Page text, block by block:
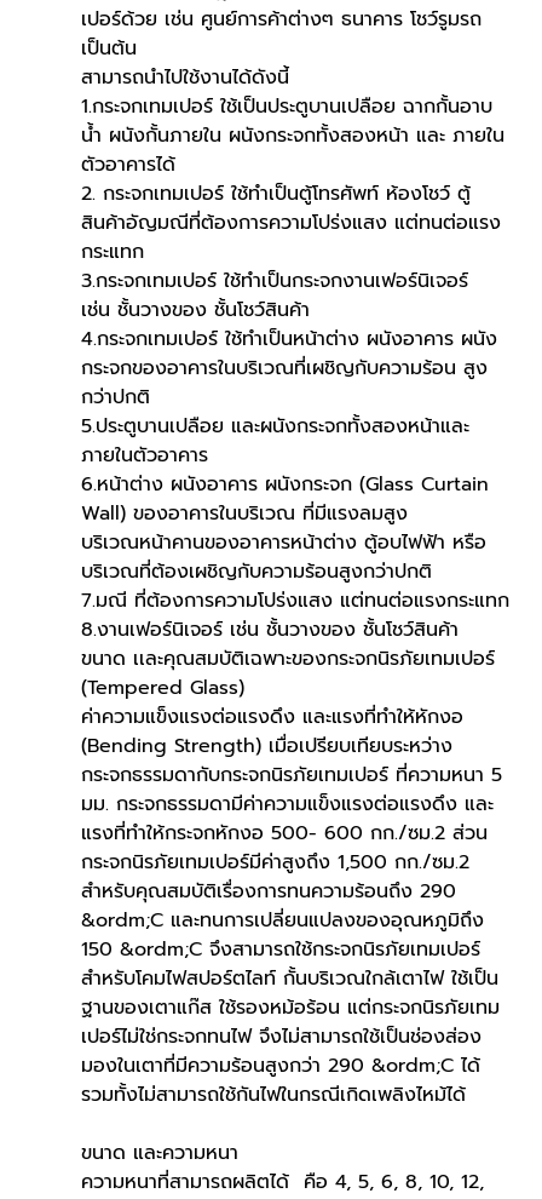
เปอร์ด้วย เช่น ศูนย์การค้าต่างๆ ธนาคาร โชว์รูมรถ
เป็นต้น
สามารถนำไปใช้งานได้ดังนี้
1.กระจกเทมเปอร์ ใช้เป็นประตูบานเปลือย ฉากกั้นอาบ
น้ำ ผนังกั้นภายใน ผนังกระจกทั้งสองหน้า และ ภายใน
ตัวอาคารได้
2. กระจกเทมเปอร์ ใช้ทำเป็นตู้โทรศัพท์ ห้องโชว์ ตู้
สินค้าอัญมณีที่ต้องการความโปร่งแสง แต่ทนต่อแรง
กระแทก
3.กระจกเทมเปอร์ ใช้ทำเป็นกระจกงานเฟอร์นิเจอร์
เช่น ชั้นวางของ ชั้นโชว์สินค้า
4.กระจกเทมเปอร์ ใช้ทำเป็นหน้าต่าง ผนังอาคาร ผนัง
กระจกของอาคารในบริเวณที่เผชิญกับความร้อน สูง
กว่าปกติ
5.ประตูบานเปลือย และผนังกระจกทั้งสองหน้าและ
ภายในตัวอาคาร
6.หน้าต่าง ผนังอาคาร ผนังกระจก (Glass Curtain
Wall) ของอาคารในบริเวณ ที่มีแรงลมสูง
บริเวณหน้าคานของอาคารหน้าต่าง ตู้อบไฟฟ้า หรือ
บริเวณที่ต้องเผชิญกับความร้อนสูงกว่าปกติ
7.มณี ที่ต้องการความโปร่งแสง แต่ทนต่อแรงกระแทก
8.งานเฟอร์นิเจอร์ เช่น ชั้นวางของ ชั้นโชว์สินค้า
ขนาด เเละคุณสมบัติเฉพาะของกระจกนิรภัยเทมเปอร์
(Tempered Glass)
ค่าความแข็งแรงต่อแรงดึง และแรงที่ทำให้หักงอ
(Bending Strength) เมื่อเปรียบเทียบระหว่าง
กระจกธรรมดากับกระจกนิรภัยเทมเปอร์ ที่ความหนา 5
มม. กระจกธรรมดามีค่าความแข็งแรงต่อแรงดึง และ
แรงที่ทำให้กระจกหักงอ 500- 600 กก./ซม.2 ส่วน
กระจกนิรภัยเทมเปอร์มีค่าสูงถึง 1,500 กก./ซม.2
สำหรับคุณสมบัติเรื่องการทนความร้อนถึง 290
&ordm;C และทนการเปลี่ยนแปลงของอุณหภูมิถึง
150 &ordm;C จึงสามารถใช้กระจกนิรภัยเทมเปอร์
สำหรับโคมไฟสปอร์ตไลท์ กั้นบริเวณใกล้เตาไฟ ใช้เป็น
ฐานของเตาแก๊ส ใช้รองหม้อร้อน แต่กระจกนิรภัยเทม
เปอร์ไม่ใช่กระจกทนไฟ จึงไม่สามารถใช้เป็นช่องส่อง
มองในเตาที่มีความร้อนสูงกว่า 290 &ordm;C ได้
รวมทั้งไม่สามารถใช้กันไฟในกรณีเกิดเพลิงไหม้ได้
ขนาด และความหนา
ความหนาที่สามารถผลิตได้  คือ 4, 5, 6, 8, 10, 12,